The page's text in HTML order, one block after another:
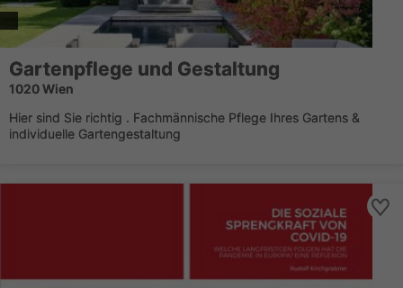
Gartenpflege und Gestaltung
1020 Wien
Hier sind Sie richtig . Fachmännische Pflege Ihres Gartens &
individuelle Gartengestaltung